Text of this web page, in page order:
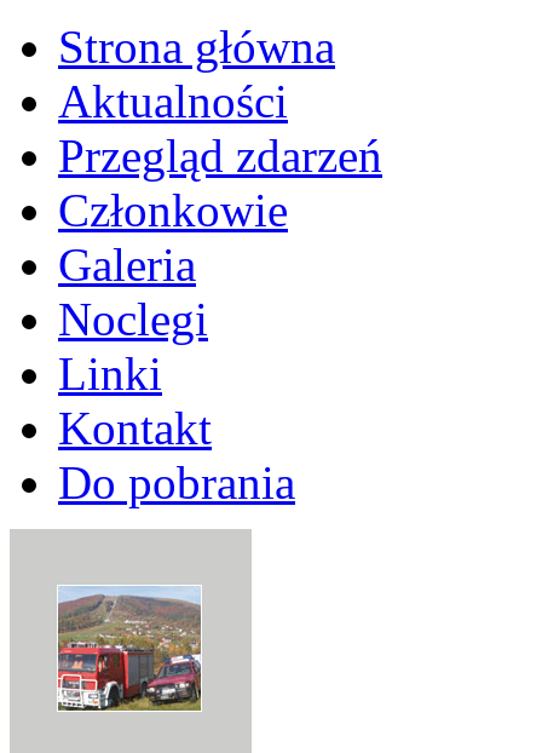
Strona główna
Aktualności
Przegląd zdarzeń
Członkowie
Galeria
Noclegi
Linki
Kontakt
Do pobrania